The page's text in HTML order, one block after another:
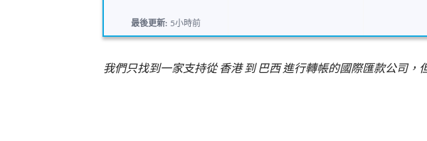
最後更新: 5小時前
我們只找到一家支持從 香港 到 巴西 進行轉帳的國際匯款公司